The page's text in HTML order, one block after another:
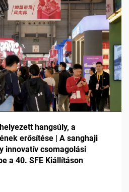
hangsúly, a
erősítése | A sanghaji
innovatív csomagolási
a 40. SFE Kiállításon